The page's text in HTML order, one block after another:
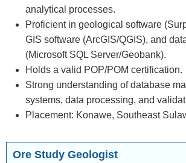
analytical processes.
Proficient in geological software
GIS software (ArcGIS/QGIS), and
(Microsoft SQL Server/Geobank).
Holds a valid POP/POM certification.
Strong understanding of database
systems, data processing, and
Placement: Konawe, Southeast
Ore Study Geologist